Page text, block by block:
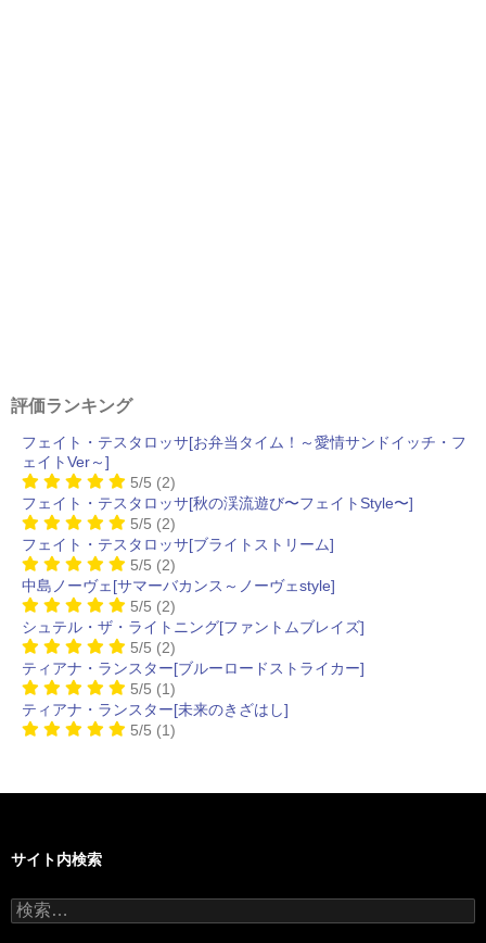
評価ランキング
フェイト・テスタロッサ[お弁当タイム！～愛情サンドイッチ・フ
ェイトVer～]
5/5 (2)
フェイト・テスタロッサ[秋の渓流遊び〜フェイトStyle〜]
5/5 (2)
フェイト・テスタロッサ[ブライトストリーム]
5/5 (2)
中島ノーヴェ[サマーバカンス～ノーヴェstyle]
5/5 (2)
シュテル・ザ・ライトニング[ファントムブレイズ]
5/5 (2)
ティアナ・ランスター[ブルーロードストライカー]
5/5 (1)
ティアナ・ランスター[未来のきざはし]
5/5 (1)
サイト内検索
検
索: